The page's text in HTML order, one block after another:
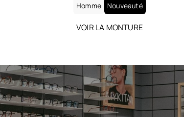
Homme Nouveauté
VOIR LA MONTURE